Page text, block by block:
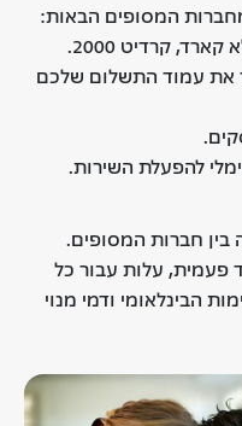
המסופים הבאות:
קרדיט 2000.
את עמוד התשלום שלכם
להפעלת השירות.
חברות המסופים.
פעמית, עלות עבור כל
הבינלאומי ודמי מנוי